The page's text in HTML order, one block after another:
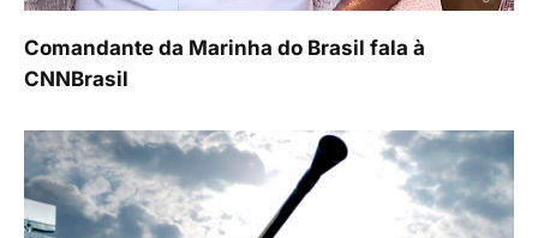
Comandante da Marinha do Brasil fala à
CNNBrasil